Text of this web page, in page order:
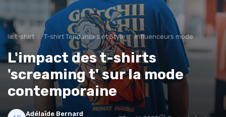
le t-shirt T-shirt Tendances et Style Influenceurs mode
L'impact des t-shirts
'screaming t' sur la mode
contemporaine
Adélaïde Bernard